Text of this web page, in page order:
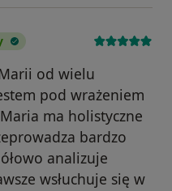
od wielu
pod wrażeniem
ma holistyczne
bardzo
analizuje
wsłuchuje się w